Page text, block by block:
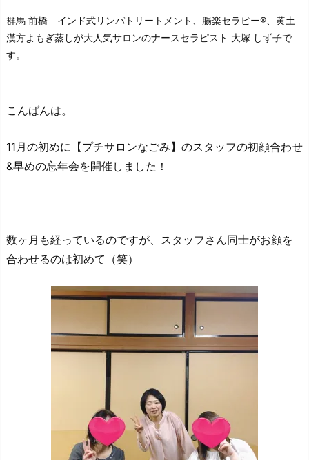
群馬 前橋 インド式リンパトリートメント、腸楽セラピー®︎、黄土
漢方よもぎ蒸しが大人気サロンのナースセラピスト 大塚 しず子で
す。
こんばんは。
11月の初めに【プチサロンなごみ】のスタッフの初顔合わせ
&早めの忘年会を開催しました！
数ヶ月も経っているのですが、スタッフさん同士がお顔を
合わせるのは初めて（笑）